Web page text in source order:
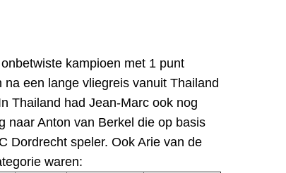
kampioen met 1 punt
een lange vliegreis vanuit Thailand
Thailand had Jean-Marc ook nog
naar Anton van Berkel die op basis
Dordrecht speler. Ook Arie van de
waren: